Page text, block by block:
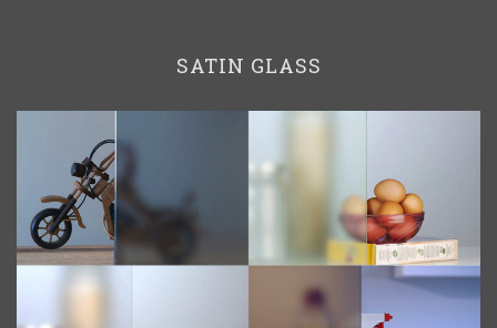
SATIN GLASS